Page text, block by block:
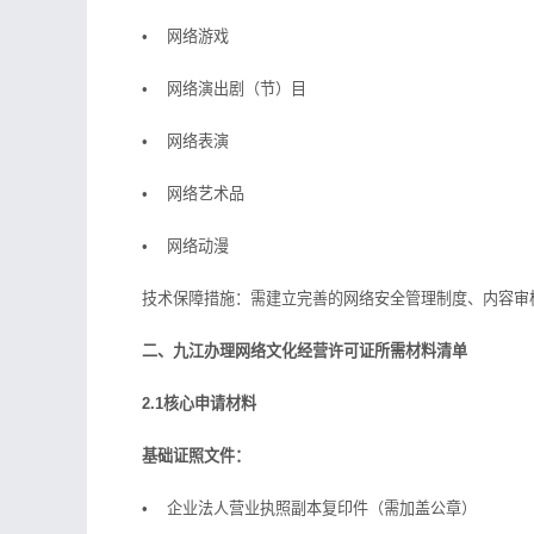
• 网络游戏
• 网络演出剧（节）目
• 网络表演
• 网络艺术品
• 网络动漫
技术保障措施：需建立完善的网络安全管理制度、内容审
二、九江办理网络文化经营许可证所需材料清单
2.1核心申请材料
基础证照文件：
• 企业法人营业执照副本复印件（需加盖公章）